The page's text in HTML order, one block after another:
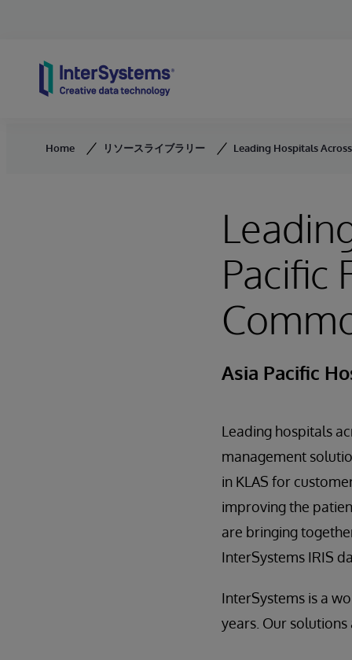
Home リソースライブラリー Leading Hospitals
Pacific
Asia Pacific
Leading hospitals
management
in KLAS for
improving the
are bringing
InterSystems IRIS
InterSystems is a
years. Our